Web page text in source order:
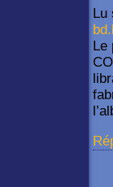
Lu
Le